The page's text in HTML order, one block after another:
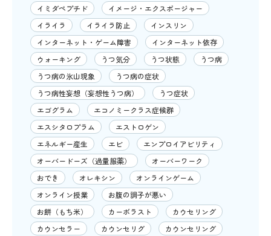
イミダペプチド
イメージ・エクスポージャー
イライラ
イライラ防止
インスリン
インターネット・ゲーム障害
インターネット依存
ウォーキング
うつ気分 うつ状態
うつ病
うつ病の氷山現象
うつ病の症状
うつ病性妄想（妄想性うつ病）
うつ症状
エゴグラム
エコノミークラス症候群
エスシタロプラム
エストロゲン
エネルギー産生
エビ
エンプロイアビリティ
オーバードーズ（過量服薬）
オーバーワーク
おでき
オレキシン
オンラインゲーム
オンライン授業
お腹の調子が悪い
お餅（もち米）
カーボラスト
カウセリング
カウンセラー
カウンセリグ カウンセリング